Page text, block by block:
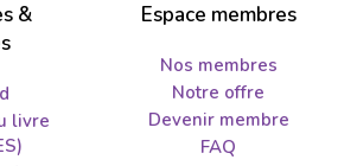
&
livre
Espace membres
Nos membres
Notre offre
Devenir membre
FAQ